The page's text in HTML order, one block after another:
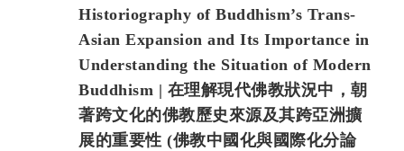
Historiography of Buddhism’s Trans-
Asian Expansion and Its Importance in
Understanding the Situation of Modern
Buddhism | 在理解現代佛教狀況中，朝
著跨文化的佛教歷史來源及其跨亞洲擴
展的重要性 (佛教中國化與國際化分論